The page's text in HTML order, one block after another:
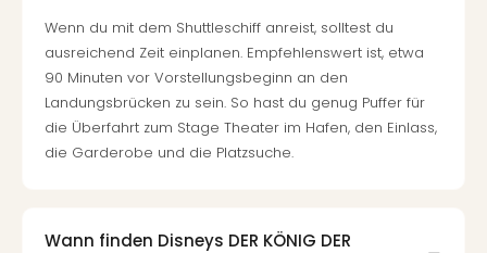
Wenn du mit dem Shuttleschiff anreist, solltest du
ausreichend Zeit einplanen. Empfehlenswert ist, etwa
90 Minuten vor Vorstellungsbeginn an den
Landungsbrücken zu sein. So hast du genug Puffer für
die Überfahrt zum Stage Theater im Hafen, den Einlass,
die Garderobe und die Platzsuche.
Wann finden Disneys DER KÖNIG DER